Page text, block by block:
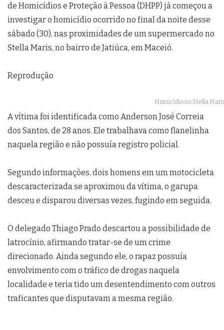
de Homicídios e Proteção à Pessoa (DHPP) já começou a
investigar o homicídio ocorrido no final da noite desse
sábado (30), nas proximidades de um supermercado no
Stella Maris, no bairro de Jatiúca, em Maceió.
Reprodução
Homicídio no Stella
A vítima foi identificada como Anderson José Correia
dos Santos, de 28 anos. Ele trabalhava como flanelinha
naquela região e não possuía registro policial.
Segundo informações, dois homens em um motocicleta
descaracterizada se aproximou da vítima, o garupa
desceu e disparou diversas vezes, fugindo em seguida.
O delegado Thiago Prado descartou a possibilidade de
latrocínio, afirmando tratar-se de um crime
direcionado. Ainda segundo ele, o rapaz possuía
envolvimento com o tráfico de drogas naquela
localidade e teria tido um desentendimento com outros
traficantes que disputavam a mesma região.